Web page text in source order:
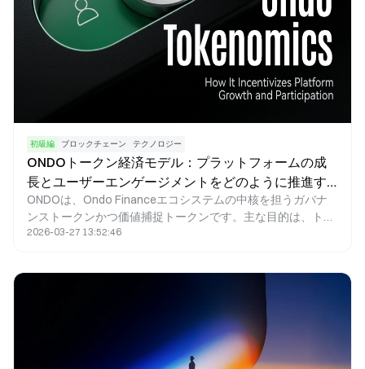
初級編 ブロックチェーン テクノロジー
ONDOトークン経済モデル：プラットフォームの成
長とユーザーエンゲージメントをどのように推進す
るのか
ONDOは、Ondo Financeエコシステムの中核を担うガバナ
ンストークンかつ価値捕捉トークンです。主な目的は、トー
クンインセンティブの仕組みを活用し、従来型金融資産
2026-03-27 13:52:46